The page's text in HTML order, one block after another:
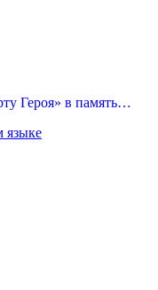
Героя» в память…
языке